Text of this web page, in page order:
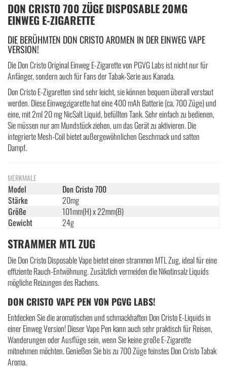
DON CRISTO 700 ZÜGE DISPOSABLE 20MG
EINWEG E-ZIGARETTE
DIE BERÜHMTEN DON CRISTO AROMEN IN DER EINWEG VAPE
VERSION!
Die Don Cristo Original Einweg E-Zigarette von PGVG Labs ist nicht nur für
Anfänger, sondern auch für Fans der Tabak-Serie aus Kanada.
Don Cristo E-Zigaretten sind sehr leicht, sie können bequem überall verstaut
werden. Diese Einwegzigarette hat eine 400 mAh Batterie (ca. 700 Züge) und
eine, mit 2ml 20 mg NicSalt Liquid, befüllten Tank. Sehr einfach zu bedienen,
Sie müssen nur am Mundstück ziehen, um das Gerät zu aktivieren. Die
integrierte Mesh-Coil bietet außergewöhnlichen Geschmack und satten
Dampf.
MERKMALE
Model
Don Cristo 700
Stärke
20mg
Größe
101mm(H) x 22mm(B)
Gewicht
24g
STRAMMER MTL ZUG
Die Don Cristo Disposable Vape bietet einen strammen MTL Zug, ideal für eine
effiziente Rauch-Entwöhnung. Zusätzlich vermeiden die Nikotinsalz Liquids
mögliche Reizungen des Rachens.
DON CRISTO VAPE PEN VON PGVG LABS!
Entdecken Sie die aromatischen und schmackhaften Don Cristo E-Liquids in
einer Einweg Version! Dieser Vape Pen kann auch sehr praktisch für Reisen,
Wanderungen oder Ausflüge sein, wenn Sie keine große E-Zigarette
mitnehmen möchten. Genießen Sie bis zu 700 Züge feinstes Don Cristo Tabak
Aroma.